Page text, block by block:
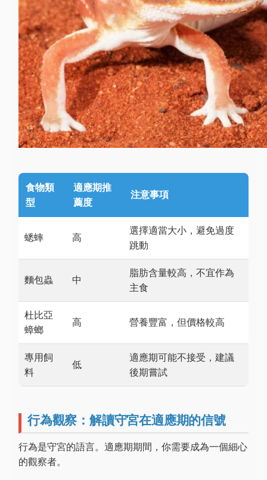
食物類
型
適應期推
薦度
注意事項
蟋蟀 高
選擇適當大小，避免過度
跳動
麵包蟲 中
脂肪含量較高，不宜作為
主食
杜比亞
蟑螂
高 營養豐富，但價格較高
專用飼
料
低
適應期可能不接受，建議
後期嘗試
行為觀察：解讀守宮在適應期的信號
行為是守宮的語言。適應期期間，你需要成為一個細心
的觀察者。